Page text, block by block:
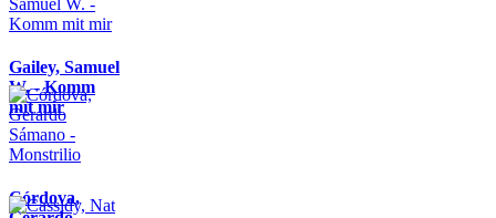
Gailey, Samuel
W. - Komm
mit mir
Córdova,